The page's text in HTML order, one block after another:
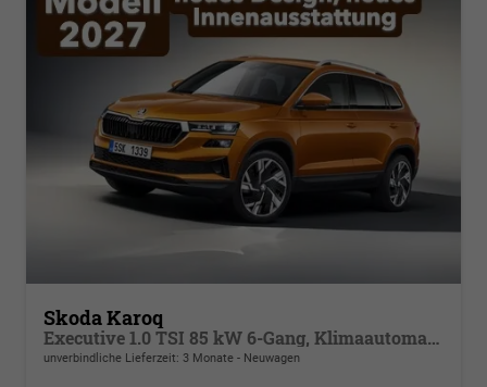
Skoda Karoq
Executive 1.0 TSI 85 kW 6-Gang, Klimaautomatik, Metallfarbe, ACC ,PDC v+h, LED, Smart Link, Rückkamera, Sun Set, Reserverad, 4 Jahre Garantie,
unverbindliche Lieferzeit: 3 Monate Neuwagen